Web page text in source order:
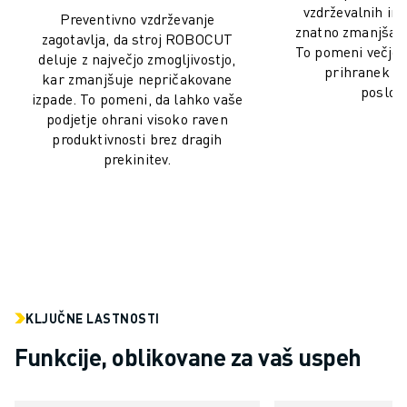
SKUPNI STROŠKI LASTNIŠTVA ROBOSHOT-A
STROJI ZA ŽIČNO EROZIJO EDM
ROBOCUT STROJI ZA ŽIČNO EROZIJO EDM
STROJNA OPREMA ROBOCUT
PROGRAMSKA OPREMA ROBOCUT
PREVENTIVNO VZDRŽEVANJE ROBOCUT
TRAJNOSTNI RAZVOJ ROBOCUT
VSE PANOGE
Preventivno vzdrževanje
zagotavlja, da stroj ROBOCUT
deluje z največjo zmogljivostjo,
kar zmanjšuje nepričakovane
izpade. To pomeni, da lahko vaše
podjetje ohrani visoko raven
produktivnosti brez dragih
prekinitev.
vzdrževalnih
znatno
To pomeni
prihranek
KLJUČNE LASTNOSTI
Funkcije, oblikovane za vaš uspeh